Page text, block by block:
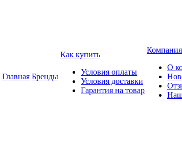
Главная Бренды
Как купить
Условия оплаты
Условия доставки
Гарантия на товар
Компания
О